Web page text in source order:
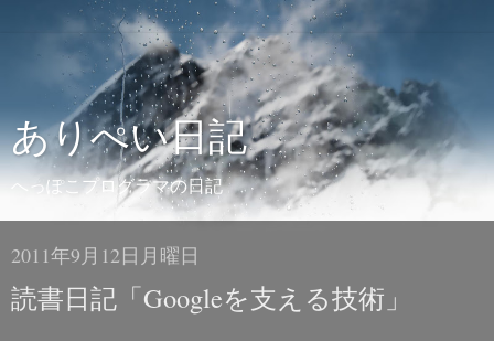
ありぺい日記
へっぽこプログラマの日記
2011年9月12日月曜日
読書日記「Googleを支える技術」